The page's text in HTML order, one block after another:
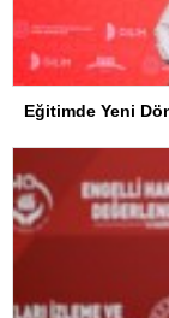
Eğitimde Yeni